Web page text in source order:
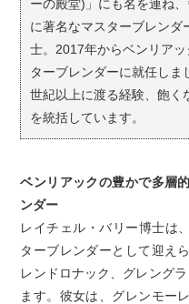
ーの殿堂)」にも名を連ね
に著名なマスターブレンダ
士。2017年からベンリア
ターブレンダーに就任し
世紀以上に渡る経験、飽く
を統括しています。
ベンリアックの豊かで多層
ンダー
レイチェル・バリー博士は
ターブレンダーとして迎え
レンドロナック、グレング
ます。彼女は、グレンモー